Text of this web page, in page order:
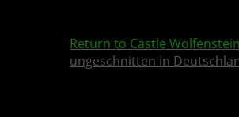
Return to Castle Wolfenstein
ungeschnitten in